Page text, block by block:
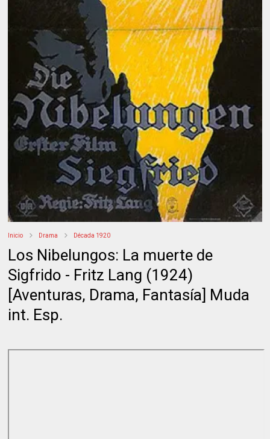
Inicio Drama Década 1920
Los Nibelungos: La muerte de
Sigfrido - Fritz Lang (1924)
[Aventuras, Drama, Fantasía] Muda
int. Esp.